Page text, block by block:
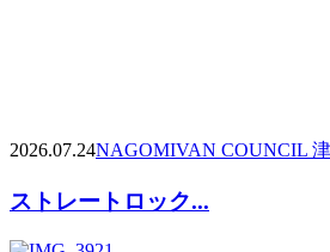
2026.07.24NAGOMIVAN COUNCIL
ストレートロック...